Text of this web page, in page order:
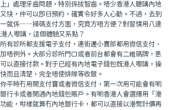
處理牙齒問題，特別係拔智齒。唔少香港人聽講內地
快，仲可以即日預約，確實令好多人心動。不過，去到
就係——掃碼支付方面，究竟方唔方便？對習慣用八達
人嚟講，這個體驗又系點？
診所都支援電子支付，連街邊小賣部都用微信支付、
唔例外。大部分診所門口或者前台都會有二維碼牌，患
以直接付款。對于已經有內地電子錢包既港人嚟講，操
而且清楚，完全唔使排隊等收銀。
時冇用開支付寶或者微信支付，第一次用可能會有啲
銀行卡或者開通內地錢包賬戶。有啲香港人會選擇用「港
能，咁樣就算冇內地銀行卡，都可以直接以港幣計價再